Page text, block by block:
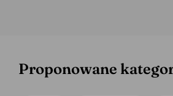
Proponowane